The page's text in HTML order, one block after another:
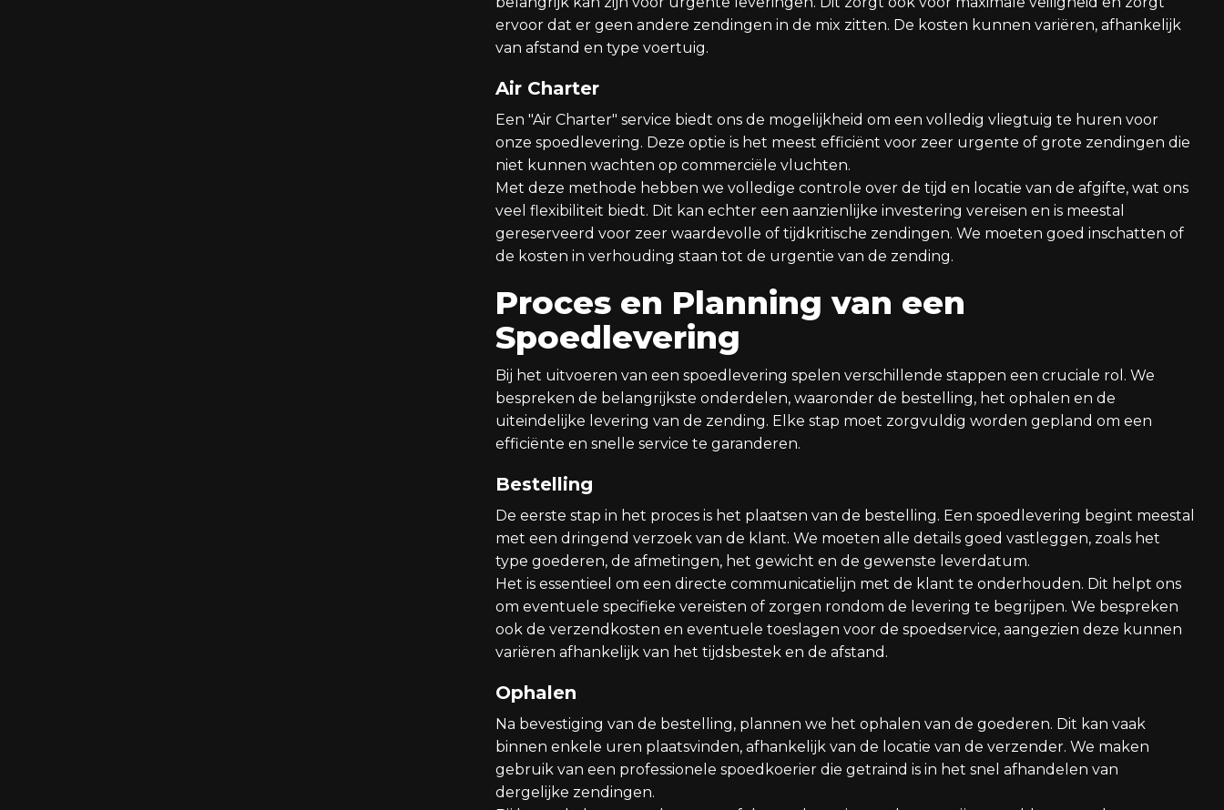
ervoor dat er geen andere zendingen in de mix zitten. De kosten kunnen variëren, afhankelijk
van afstand en type voertuig.
Air Charter
Een "Air Charter" service biedt ons de mogelijkheid om een volledig vliegtuig te huren voor
onze spoedlevering. Deze optie is het meest efficiënt voor zeer urgente of grote zendingen die
niet kunnen wachten op commerciële vluchten.
Met deze methode hebben we volledige controle over de tijd en locatie van de afgifte, wat ons
veel flexibiliteit biedt. Dit kan echter een aanzienlijke investering vereisen en is meestal
gereserveerd voor zeer waardevolle of tijdkritische zendingen. We moeten goed inschatten of
de kosten in verhouding staan tot de urgentie van de zending.
Proces en Planning van een
Spoedlevering
Bij het uitvoeren van een spoedlevering spelen verschillende stappen een cruciale rol. We
bespreken de belangrijkste onderdelen, waaronder de bestelling, het ophalen en de
uiteindelijke levering van de zending. Elke stap moet zorgvuldig worden gepland om een
efficiënte en snelle service te garanderen.
Bestelling
De eerste stap in het proces is het plaatsen van de bestelling. Een spoedlevering begint meestal
met een dringend verzoek van de klant. We moeten alle details goed vastleggen, zoals het
type goederen, de afmetingen, het gewicht en de gewenste leverdatum.
Het is essentieel om een directe communicatielijn met de klant te onderhouden. Dit helpt ons
om eventuele specifieke vereisten of zorgen rondom de levering te begrijpen. We bespreken
ook de verzendkosten en eventuele toeslagen voor de spoedservice, aangezien deze kunnen
variëren afhankelijk van het tijdsbestek en de afstand.
Ophalen
Na bevestiging van de bestelling, plannen we het ophalen van de goederen. Dit kan vaak
binnen enkele uren plaatsvinden, afhankelijk van de locatie van de verzender. We maken
gebruik van een professionele spoedkoerier die getraind is in het snel afhandelen van
dergelijke zendingen.